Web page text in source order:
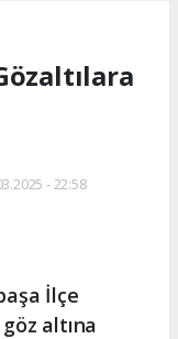
- 22:58
İlçe
altına